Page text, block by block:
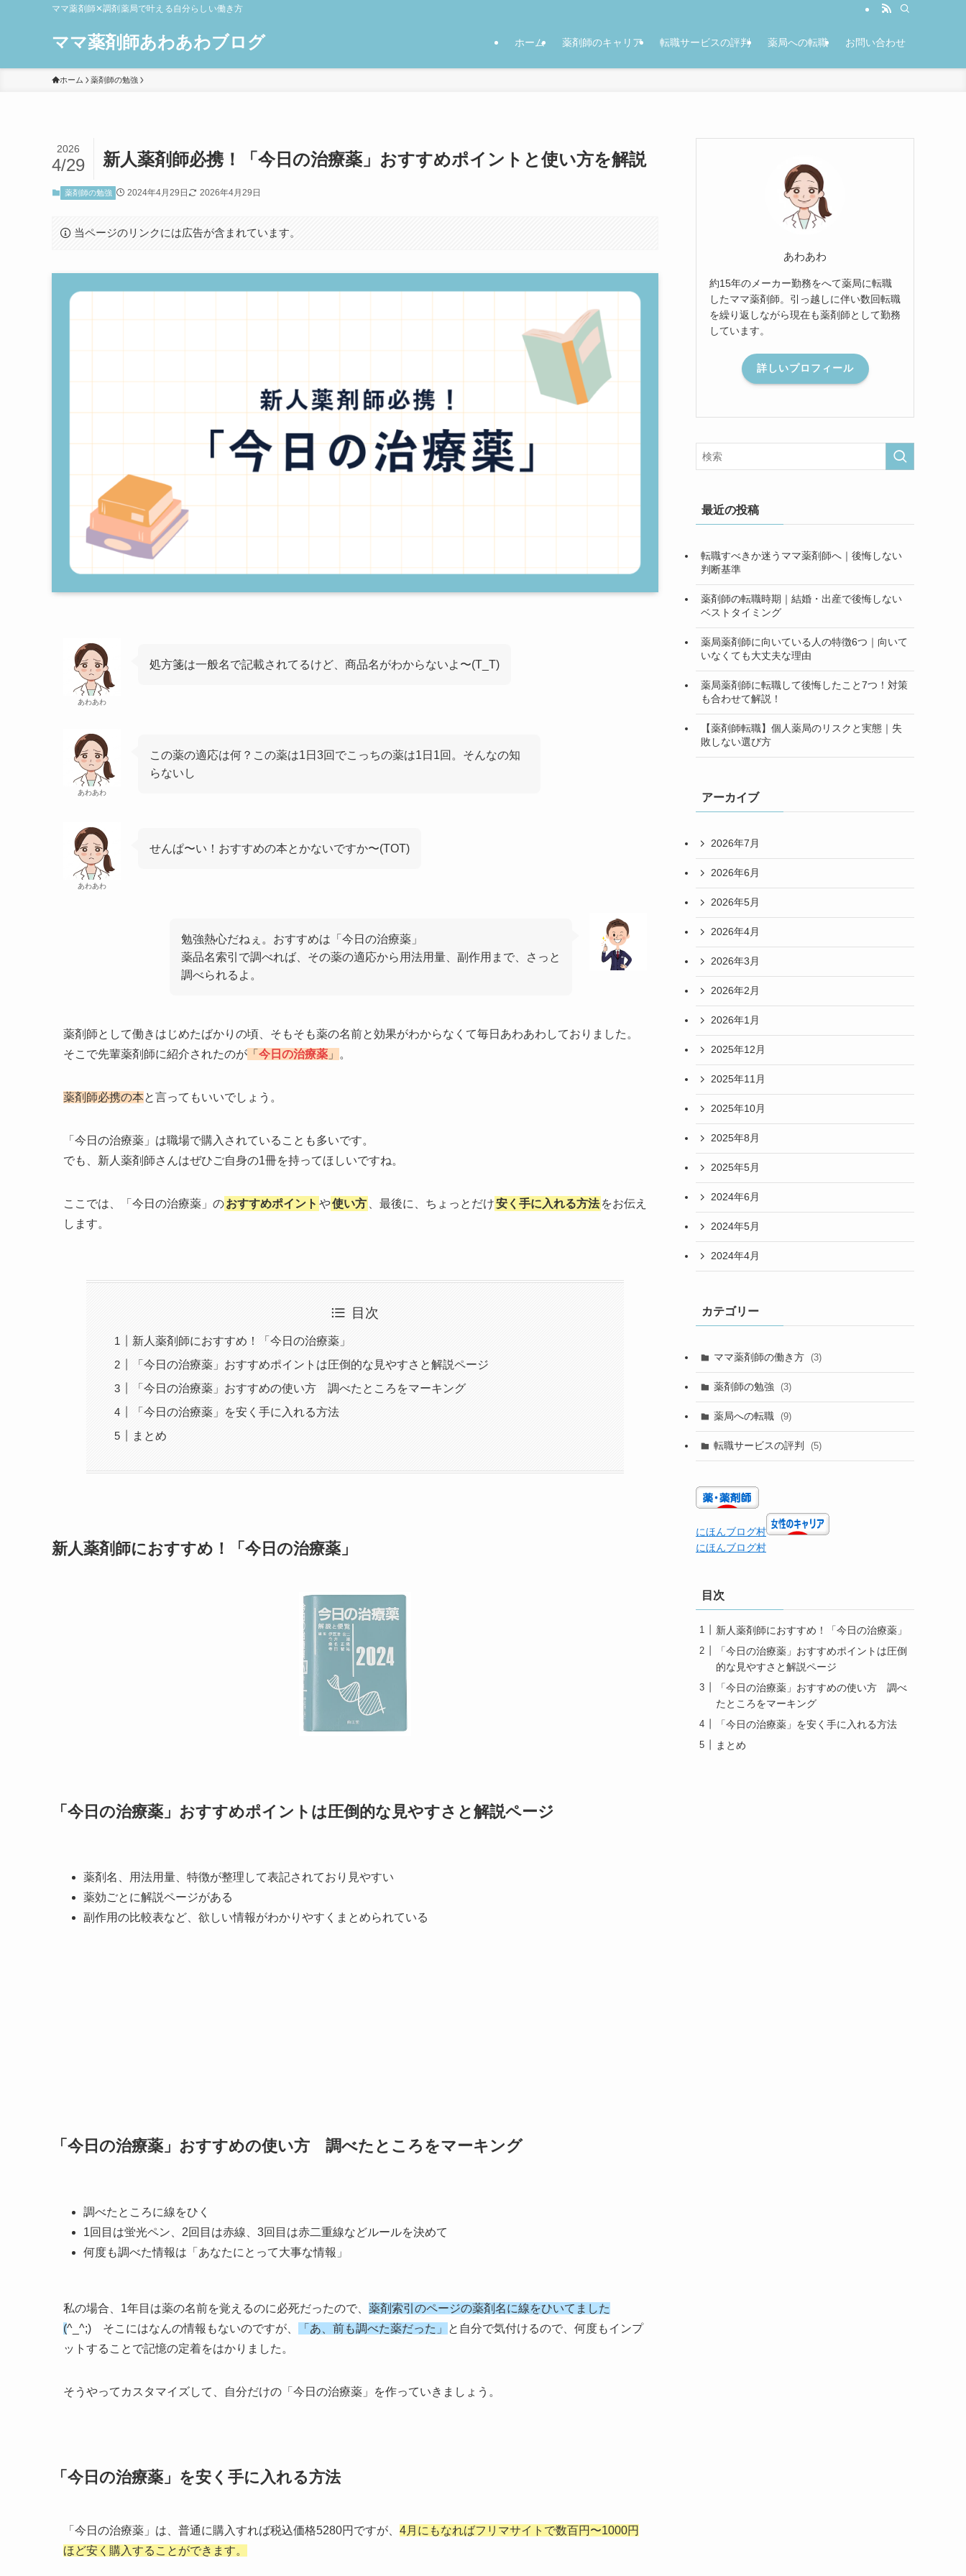
ママ薬剤師✕調剤薬局で叶える自分らしい働き方
ママ薬剤師あわあわブログ ホーム 薬剤師のキャリア 転職サービスの評判 薬局への転職 お問い合わせ
ホーム 薬剤師の勉強
新人薬剤師必携！「今日の治療薬」おすすめポイントと使い方を解説
2026
4/29
薬剤師の勉強 2024年4月29日 2026年4月29日
当ページのリンクには広告が含まれています。
あわあわ
処方箋は一般名で記載されてるけど、商品名がわからないよ〜(T_T)
あわあわ
この薬の適応は何？この薬は1日3回でこっちの薬は1日1回。そんなの知
らないし
あわあわ
せんぱ〜い！おすすめの本とかないですか〜(TOT)
勉強熱心だねぇ。おすすめは「今日の治療薬」
薬品名索引で調べれば、その薬の適応から用法用量、副作用まで、さっと
調べられるよ。
薬剤師として働きはじめたばかりの頃、そもそも薬の名前と効果がわからなくて毎日あわあわしておりました。
そこで先輩薬剤師に紹介されたのが 「 今日の治療薬 」 。
薬剤師必携の本と言ってもいいでしょう。
「今日の治療薬」は職場で購入されていることも多いです。
でも、新人薬剤師さんはぜひご自身の1冊を持ってほしいですね。
ここでは、「今日の治療薬」のおすすめポイント や使い方 、最後に、ちょっとだけ安く手に入れる方法 をお伝え
します。
目次
新人薬剤師におすすめ！「今日の治療薬」
「今日の治療薬」おすすめポイントは圧倒的な見やすさと解説ページ
「今日の治療薬」おすすめの使い方 調べたところをマーキング
「今日の治療薬」を安く手に入れる方法
まとめ
新人薬剤師におすすめ！「今日の治療薬」
「今日の治療薬」おすすめポイントは圧倒的な見やすさと解説ページ
薬剤名、用法用量、特徴が整理して表記されており見やすい
薬効ごとに解説ページがある
副作用の比較表など、欲しい情報がわかりやすくまとめられている
「今日の治療薬」おすすめの使い方 調べたところをマーキング
調べたところに線をひく
1回目は蛍光ペン、2回目は赤線、3回目は赤二重線などルールを決めて
何度も調べた情報は「あなたにとって大事な情報」
私の場合、1年目は薬の名前を覚えるのに必死だったので、 薬剤索引のページの薬剤名に線をひいてました
(^_^;) そこにはなんの情報もないのですが、 「あ、前も調べた薬だった」
と自分で気付けるので、何度もインプ
ットすることで記憶の定着をはかりました。
そうやってカスタマイズして、自分だけの「今日の治療薬」を作っていきましょう。
「今日の治療薬」を安く手に入れる方法
「今日の治療薬」は、普通に購入すれば税込価格5280円ですが、 4月にもなればフリマサイトで数百円〜1000円
ほど安く購入することができます。
あわあわ
約15年のメーカー勤務をへて薬局に転職
したママ薬剤師。引っ越しに伴い数回転職
を繰り返しながら現在も薬剤師として勤務
しています。
詳しいプロフィール
最近の投稿
転職すべきか迷うママ薬剤師へ｜後悔しない
判断基準
薬剤師の転職時期｜結婚・出産で後悔しない
ベストタイミング
薬局薬剤師に向いている人の特徴6つ｜向いて
いなくても大丈夫な理由
薬局薬剤師に転職して後悔したこと7つ！対策
も合わせて解説！
【薬剤師転職】個人薬局のリスクと実態｜失
敗しない選び方
アーカイブ
2026年7月
2026年6月
2026年5月
2026年4月
2026年3月
2026年2月
2026年1月
2025年12月
2025年11月
2025年10月
2025年8月
2025年5月
2024年6月
2024年5月
2024年4月
カテゴリー
ママ薬剤師の働き方 (3)
薬剤師の勉強 (3)
薬局への転職 (9)
転職サービスの評判 (5)
にほんブログ村
にほんブログ村
目次
新人薬剤師におすすめ！「今日の治療薬」
「今日の治療薬」おすすめポイントは圧倒
的な見やすさと解説ページ
「今日の治療薬」おすすめの使い方 調べ
たところをマーキング
「今日の治療薬」を安く手に入れる方法
まとめ